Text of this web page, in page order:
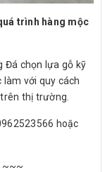
trình hàng mộc
Đá chọn lựa gỗ kỹ
với quy cách
thị trường.
hoặc
~~~